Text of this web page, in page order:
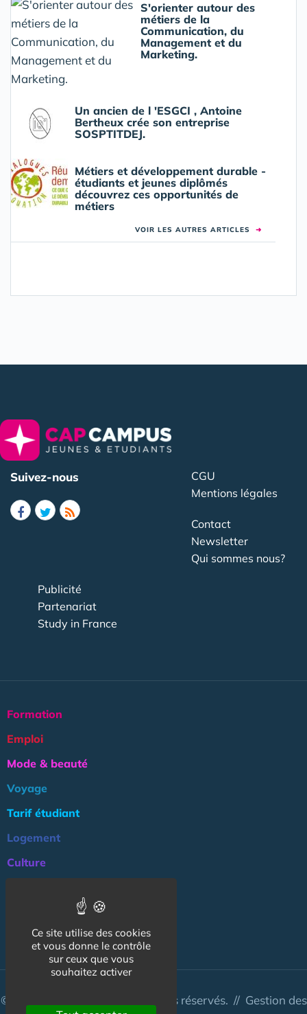
S'orienter autour des
métiers de la
Communication, du
Management et du
Marketing.
Un ancien de l 'ESGCI , Antoine
Bertheux crée son entreprise
SOSPTITDEJ.
Métiers et développement durable -
étudiants et jeunes diplômés
découvrez ces opportunités de
métiers
VOIR LES AUTRES ARTICLES ➜
Suivez-nous
CGU
Mentions légales
Contact
Newsletter
Qui sommes nous?
Publicité
Partenariat
Study in France
Formation
Emploi
Mode & beauté
Voyage
Tarif étudiant
Logement
Culture
NOS AUTRES SITES :
© CapCampus 2026 - Tous droits réservés. // Gestion des
Ce site utilise des cookies
et vous donne le contrôle
sur ceux que vous
souhaitez activer